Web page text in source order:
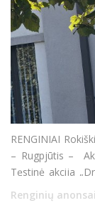
RENGINIAI
– Rugpjūtis –
Tęstinė akcija
susitikimas su rašyt
Renginių anonsai